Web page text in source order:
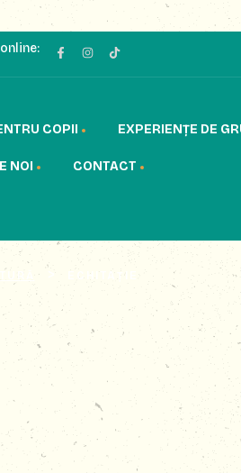
COPII EXPERIENȚE DE
NOI CONTACT
> ECHITAȚIE